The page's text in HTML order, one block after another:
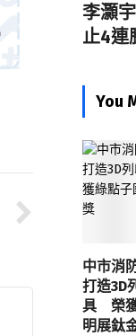
李灝
止4連
You
中市消
打造3D
具 榮
明展鈦